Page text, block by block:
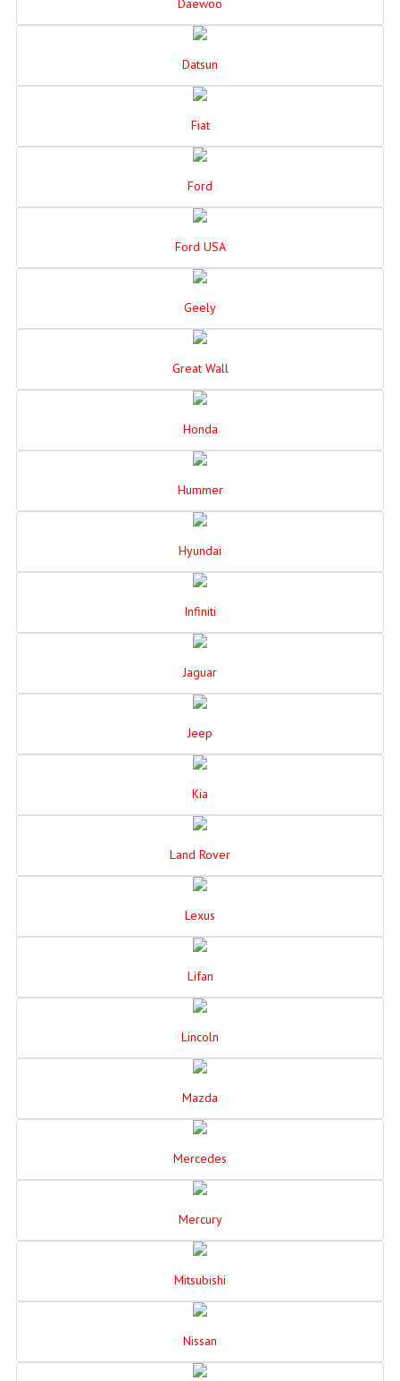
Daewoo
Datsun
Fiat
Ford
Ford USA
Geely
Great Wall
Honda
Hummer
Hyundai
Infiniti
Jaguar
Jeep
Kia
Land Rover
Lexus
Lifan
Lincoln
Mazda
Mercedes
Mercury
Mitsubishi
Nissan